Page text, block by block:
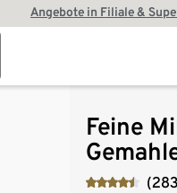
Angebote in Filiale &
Feine